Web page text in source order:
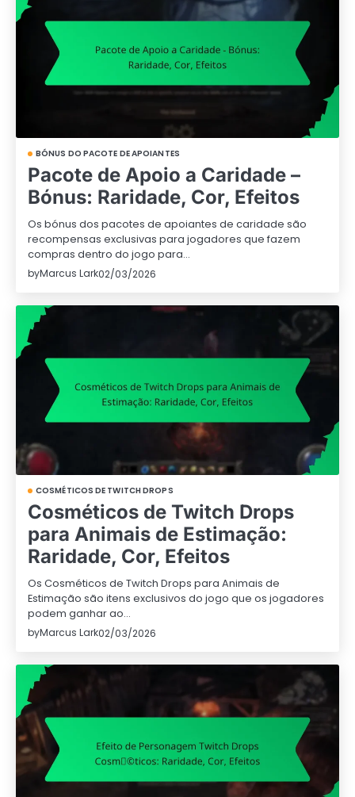
BÓNUS DO PACOTE DE APOIANTES
Pacote de Apoio a Caridade –
Bónus: Raridade, Cor, Efeitos
Os bónus dos pacotes de apoiantes de caridade são
recompensas exclusivas para jogadores que fazem
compras dentro do jogo para…
byMarcus Lark02/03/2026
COSMÉTICOS DE TWITCH DROPS
Cosméticos de Twitch Drops
para Animais de Estimação:
Raridade, Cor, Efeitos
Os Cosméticos de Twitch Drops para Animais de
Estimação são itens exclusivos do jogo que os jogadores
podem ganhar ao…
byMarcus Lark02/03/2026